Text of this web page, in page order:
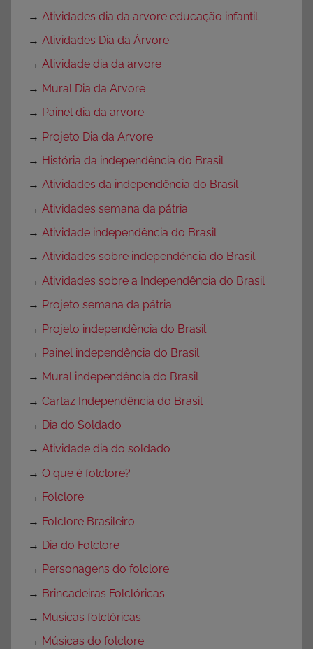
→ Atividades dia da arvore educação infantil
→ Atividades Dia da Árvore
→ Atividade dia da arvore
→ Mural Dia da Arvore
→ Painel dia da arvore
→ Projeto Dia da Arvore
→ História da independência do Brasil
→ Atividades da independência do Brasil
→ Atividades semana da pátria
→ Atividade independência do Brasil
→ Atividades sobre independência do Brasil
→ Atividades sobre a Independência do Brasil
→ Projeto semana da pátria
→ Projeto independência do Brasil
→ Painel independência do Brasil
→ Mural independência do Brasil
→ Cartaz Independência do Brasil
→ Dia do Soldado
→ Atividade dia do soldado
→ O que é folclore?
→ Folclore
→ Folclore Brasileiro
→ Dia do Folclore
→ Personagens do folclore
→ Brincadeiras Folclóricas
→ Musicas folclóricas
→ Músicas do folclore